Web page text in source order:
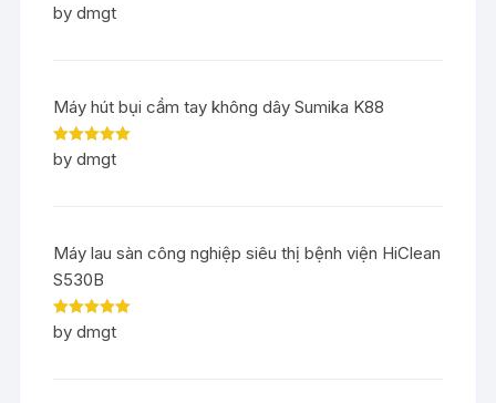
Rated5out
of 5
by dmgt
Máy hút bụi cầm tay không dây Sumika K88
Rated5out
of 5
by dmgt
Máy lau sàn công nghiệp siêu thị bệnh viện HiClean
S530B
Rated5out
of 5
by dmgt